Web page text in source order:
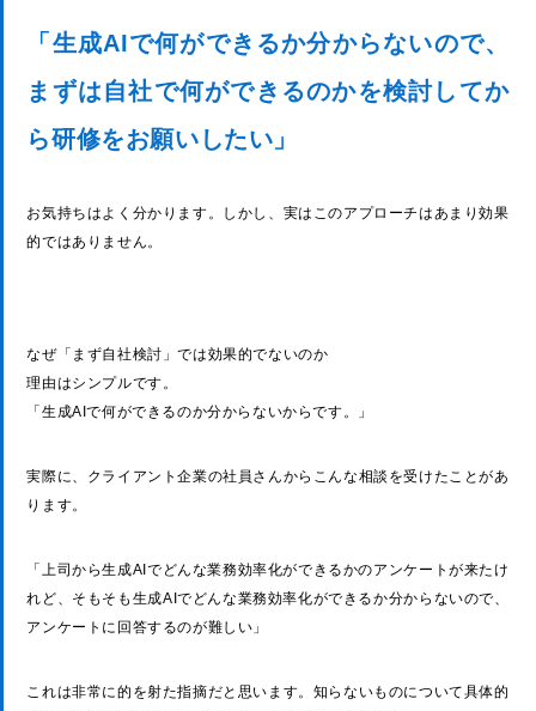
「生成AIで何ができるか分からないので、
まずは自社で何ができるのかを検討してか
ら研修をお願いしたい」
お気持ちはよく分かります。しかし、実はこのアプローチはあまり効果
的ではありません。
なぜ「まず自社検討」では効果的でないのか
理由はシンプルです。
「生成AIで何ができるのか分からないからです。」
実際に、クライアント企業の社員さんからこんな相談を受けたことがあ
ります。
「上司から生成AIでどんな業務効率化ができるかのアンケートが来たけ
れど、そもそも生成AIでどんな業務効率化ができるか分からないので、
アンケートに回答するのが難しい」
これは非常に的を射た指摘だと思います。知らないものについて具体的